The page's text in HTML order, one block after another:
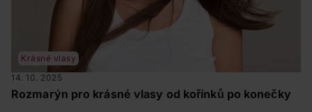
Krásné vlasy
14. 10. 2025
Rozmarýn pro krásné vlasy od kořínků po konečky